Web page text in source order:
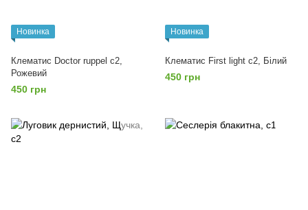
Новинка
Клематис Doctor ruppel c2,
Рожевий
450 грн
Новинка
Клематис First light с2, Білий
450 грн